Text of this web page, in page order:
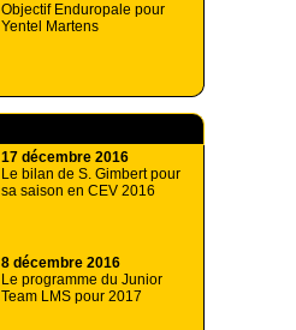
Objectif Enduropale pour
Yentel Martens
17 décembre 2016
Le bilan de S. Gimbert pour
sa saison en CEV 2016
8 décembre 2016
Le programme du Junior
Team LMS pour 2017